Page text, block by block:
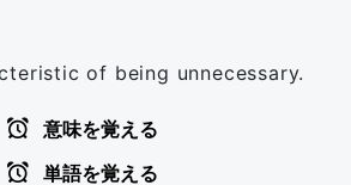
of being unnecessary.
意味を覚える
単語を覚える